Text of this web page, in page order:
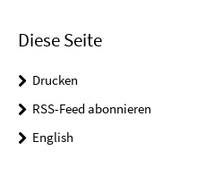
Diese Seite
Drucken
RSS-Feed abonnieren
English